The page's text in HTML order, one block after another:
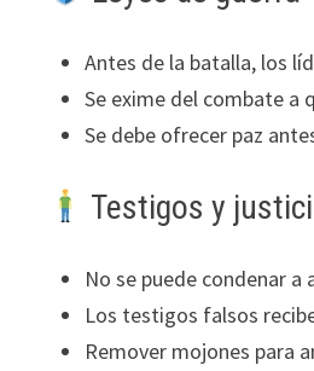
Antes de la batalla, los
Se exime del combate a
Se debe ofrecer paz
Testigos y
No se puede condenar
Los testigos falsos
Remover mojones para